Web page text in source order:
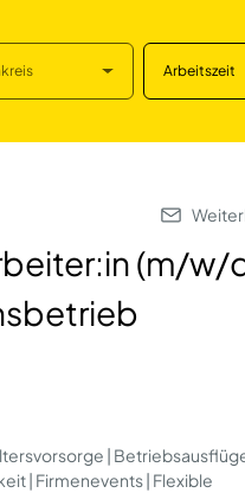
Arbeitszeit
w/d)
(m/w/
|
| Firmenevents | Flexible